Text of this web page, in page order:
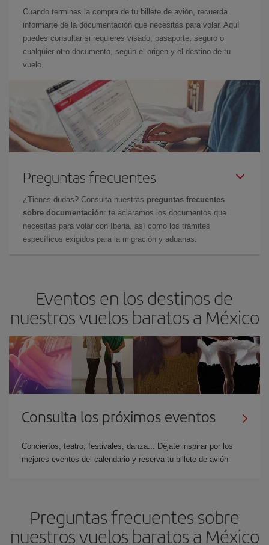
Cuando termines la compra de tu billete de avión, recuerda
informarte de la documentación que necesitas para volar. Aquí
puedes consultar si requieres visado, pasaporte, seguro o
cualquier otro documento, según el origen y el destino de tu
vuelo.
Preguntas frecuentes
¿Tienes dudas? Consulta nuestras preguntas frecuentes
sobre documentación: te aclaramos los documentos que
necesitas para volar con Iberia, así como los trámites
específicos exigidos para la migración y aduanas.
Eventos en los destinos de
nuestros vuelos baratos a México
Consulta los próximos eventos
Conciertos, teatro, festivales, danza... Déjate inspirar por los
mejores eventos del calendario y reserva tu billete de avión
Preguntas frecuentes sobre
nuestros vuelos baratos a México